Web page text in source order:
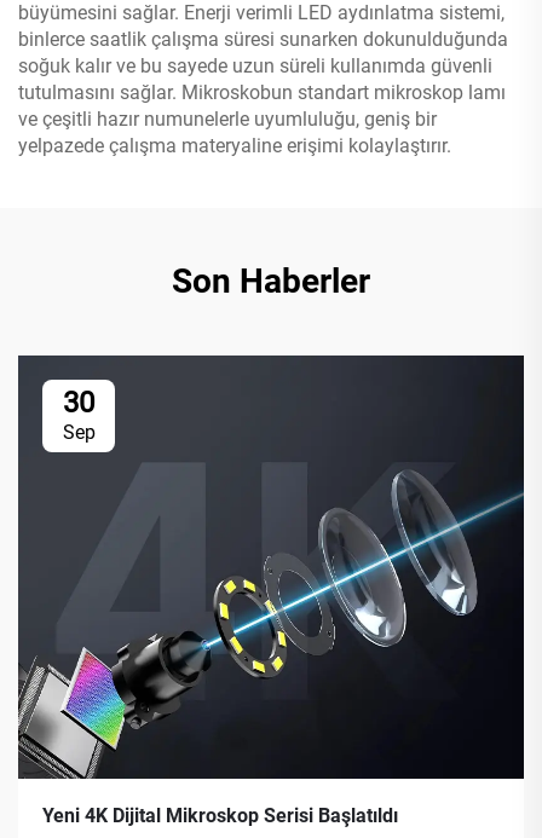
büyümesini sağlar. Enerji verimli LED aydınlatma sistemi,
binlerce saatlik çalışma süresi sunarken dokunulduğunda
soğuk kalır ve bu sayede uzun süreli kullanımda güvenli
tutulmasını sağlar. Mikroskobun standart mikroskop lamı
ve çeşitli hazır numunelerle uyumluluğu, geniş bir
yelpazede çalışma materyaline erişimi kolaylaştırır.
Son Haberler
30
Sep
Yeni 4K Dijital Mikroskop Serisi Başlatıldı